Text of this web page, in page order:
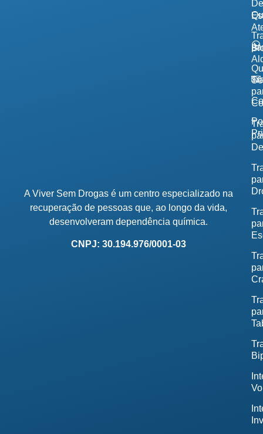
A Viver Sem Drogas é um centro especializado na
recuperação de pessoas que, ao longo da vida,
desenvolveram dependência química.
CNPJ: 30.194.976/0001-03